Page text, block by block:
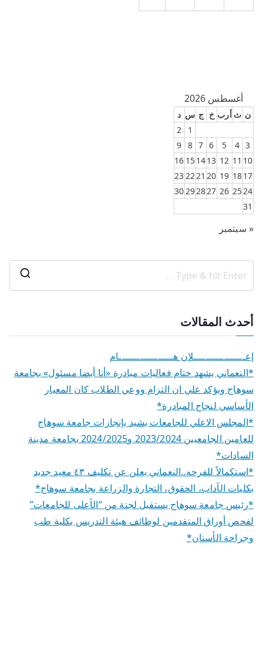
أغسطس 2026
ن ث أرب خ ج س د
1
2
3
4
5
6
7
8
9
10
11
12
13
14
15
16
17
18
19
20
21
22
23
24
25
26
27
28
29
30
31
« سبتمبر
أحدث المقالات
إعـــــــــــــــــلان هــــــــــــــــــام
*النعماني يشهد ختام فعاليات مبادرة «أنا أيضا مسئول» بجامعة
سوهاج ويؤكد علي ان التزام ووعي الطلاب كان المعيار
الأساسي لنجاح المبادرة*
*المجلس الاعلي للجامعات يشيد بإنجازات جامعة سوهاج
للعامين الجامعيين 2023/2024 و2024/2025 بجامعة مدينة
السادات*
*استكمالاً للفرحه..النعماني يعلن عن تكليف ٤٣ معيد جديد
بكليات الآداب، الحقوق، التجارة والزراعة بجامعة سوهاج*
*رئيس جامعة سوهاج يستقبل لجنة من “الأعلى للجامعات”
لفحص أوراق المتقدمين لوظائف هيئة التدريس بكلية طب
وجراحة الأسنان*